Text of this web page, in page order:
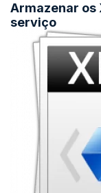
Armazenar os
serviço